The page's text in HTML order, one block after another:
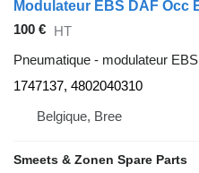
100 € HT
Pneumatique - modulateur EBS
1747137, 4802040310
Belgique, Bree
Smeets & Zonen Spare Parts